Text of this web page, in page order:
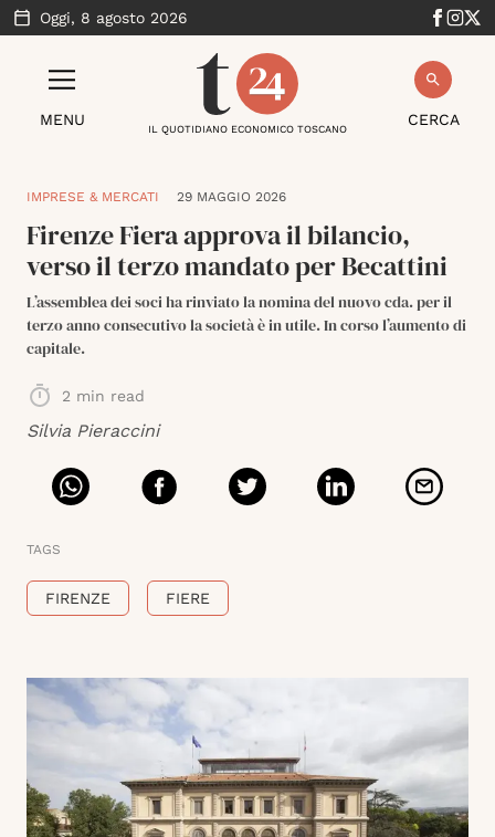
Oggi, 8 agosto 2026
MENU CERCA
IL QUOTIDIANO ECONOMICO TOSCANO
IMPRESE & MERCATI 29 MAGGIO 2026
Firenze Fiera approva il bilancio,
verso il terzo mandato per Becattini
L’assemblea dei soci ha rinviato la nomina del nuovo cda. per il
terzo anno consecutivo la società è in utile. In corso l’aumento di
capitale.
2 min read
Silvia Pieraccini
TAGS
FIRENZE FIERE